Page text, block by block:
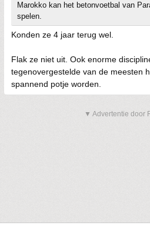
Marokko kan het betonvoetbal van
spelen.
Konden ze 4 jaar terug wel.
Flak ze niet uit. Ook enorme
tegenovergestelde van de meesten
spannend potje worden.
▼ Advertentie door